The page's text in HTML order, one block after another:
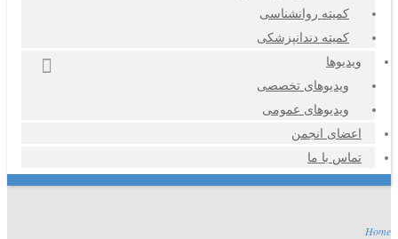
کمیته روانشناسی
کمیته دندانپزشکی
ویدیوها
ویدیوهای تخصصی
ویدیوهای عمومی
اعضای انجمن
تماس با ما
Home